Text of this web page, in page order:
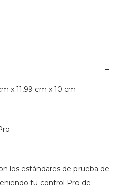
x 11,99 cm x 10 cm
los estándares de prueba de
tu control Pro de